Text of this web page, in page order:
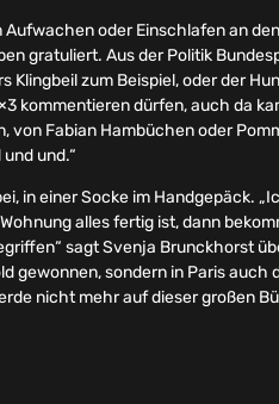
Aufwachen oder Einschlafen an
gratuliert. Aus der Politik
Klingbeil zum Beispiel, oder der
kommentieren dürfen, auch da
Fabian Hambüchen oder
und.“
in einer Socke im Handgepäck.
alles fertig ist, dann
sagt Svenja Brunckhorst
gewonnen, sondern in Paris auch
nicht mehr auf dieser großen